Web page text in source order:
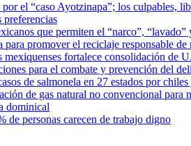
el “caso Ayotzinapa”; los culpables,
preferencias
que permiten el “narco”,
promover el reciclaje responsable de
mexiquenses fortalece consolidación de
para el combate y prevención del
de salmonela en 27 estados por
de gas natural no convencional para
dominical
de personas carecen de trabajo digno